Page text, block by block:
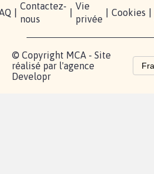
Contactez-
nous
Vie
privée
Cookies
© Copyright MCA - Site
réalisé par l'agence
Developr